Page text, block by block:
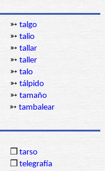
➳ talgo
➳ talio
➳ tallar
➳ taller
➳ talo
➳ tálpido
➳ tamaño
➳ tambalear
❒ tarso
❒ telegrafía